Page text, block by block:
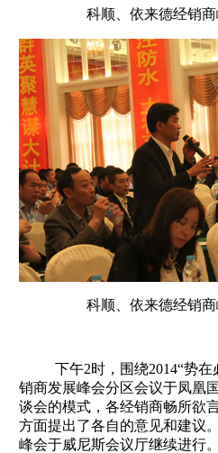
科顺、依来德经销
科顺、依来德经销
下午2时，围绕2014“势在
销商发展峰会分区会议于凤凰
谈会的模式，各经销商畅所欲
方面提出了各自的意见和建议
峰会于威尼斯会议厅继续进行